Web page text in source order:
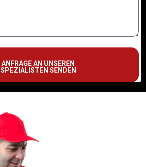
ANFRAGE AN UNSEREN
SPEZIALISTEN SENDEN